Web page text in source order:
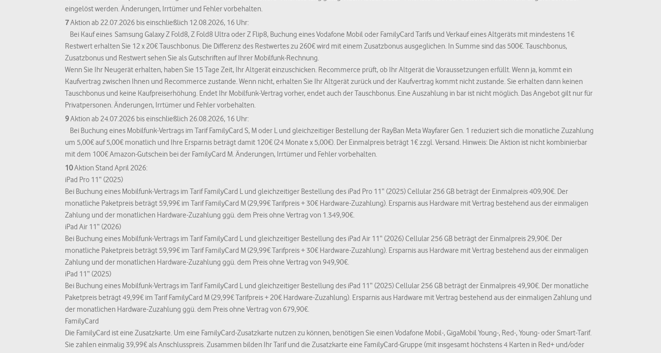
eingelöst werden. Änderungen, Irrtümer und Fehler vorbehalten.
7Aktion ab 22.07.2026 bis einschließlich 12.08.2026, 16 Uhr:
Bei Kauf eines Samsung Galaxy Z Fold8, Z Fold8 Ultra oder Z Flip8, Buchung eines Vodafone Mobil oder FamilyCard Tarifs und Verkauf eines Altgeräts mit mindestens 1€
Restwert erhalten Sie 12 x 20€ Tauschbonus. Die Differenz des Restwertes zu 260€ wird mit einem Zusatzbonus ausgeglichen. In Summe sind das 500€. Tauschbonus,
Zusatzbonus und Restwert sehen Sie als Gutschriften auf Ihrer Mobilfunk-Rechnung.
Wenn Sie Ihr Neugerät erhalten, haben Sie 15 Tage Zeit, Ihr Altgerät einzuschicken. Recommerce prüft, ob Ihr Altgerät die Voraussetzungen erfüllt. Wenn ja, kommt ein
Kaufvertrag zwischen Ihnen und Recommerce zustande. Wenn nicht, erhalten Sie Ihr Altgerät zurück und der Kaufvertrag kommt nicht zustande. Sie erhalten dann keinen
Tauschbonus und keine Kaufpreiserhöhung. Endet Ihr Mobilfunk-Vertrag vorher, endet auch der Tauschbonus. Eine Auszahlung in bar ist nicht möglich. Das Angebot gilt nur für
Privatpersonen. Änderungen, Irrtümer und Fehler vorbehalten.
9Aktion ab 24.07.2026 bis einschließlich 26.08.2026, 16 Uhr:
Bei Buchung eines Mobilfunk-Vertrags im Tarif FamilyCard S, M oder L und gleichzeitiger Bestellung der RayBan Meta Wayfarer Gen. 1 reduziert sich die monatliche Zuzahlung
um 5,00€ auf 5,00€ monatlich und Ihre Ersparnis beträgt damit 120€ (24 Monate x 5,00€). Der Einmalpreis beträgt 1€ zzgl. Versand. Hinweis: Die Aktion ist nicht kombinierbar
mit dem 100€ Amazon-Gutschein bei der FamilyCard M. Änderungen, Irrtümer und Fehler vorbehalten.
10Aktion Stand April 2026:
iPad Pro 11“ (2025)
Bei Buchung eines Mobilfunk-Vertrags im Tarif FamilyCard L und gleichzeitiger Bestellung des iPad Pro 11“ (2025) Cellular 256 GB beträgt der Einmalpreis 409,90€. Der
monatliche Paketpreis beträgt 59,99€ im Tarif FamilyCard M (29,99€ Tarifpreis + 30€ Hardware-Zuzahlung). Ersparnis aus Hardware mit Vertrag bestehend aus der einmaligen
Zahlung und der monatlichen Hardware-Zuzahlung ggü. dem Preis ohne Vertrag von 1.349,90€.
iPad Air 11“ (2026)
Bei Buchung eines Mobilfunk-Vertrags im Tarif FamilyCard L und gleichzeitiger Bestellung des iPad Air 11“ (2026) Cellular 256 GB beträgt der Einmalpreis 29,90€. Der
monatliche Paketpreis beträgt 59,99€ im Tarif FamilyCard M (29,99€ Tarifpreis + 30€ Hardware-Zuzahlung). Ersparnis aus Hardware mit Vertrag bestehend aus der einmaligen
Zahlung und der monatlichen Hardware-Zuzahlung ggü. dem Preis ohne Vertrag von 949,90€.
iPad 11“ (2025)
Bei Buchung eines Mobilfunk-Vertrags im Tarif FamilyCard L und gleichzeitiger Bestellung des iPad 11“ (2025) Cellular 256 GB beträgt der Einmalpreis 49,90€. Der monatliche
Paketpreis beträgt 49,99€ im Tarif FamilyCard M (29,99€ Tarifpreis + 20€ Hardware-Zuzahlung). Ersparnis aus Hardware mit Vertrag bestehend aus der einmaligen Zahlung und
der monatlichen Hardware-Zuzahlung ggü. dem Preis ohne Vertrag von 679,90€.
FamilyCard
Die FamilyCard ist eine Zusatzkarte. Um eine FamilyCard-Zusatzkarte nutzen zu können, benötigen Sie einen Vodafone Mobil-, GigaMobil Young-, Red-, Young- oder Smart-Tarif.
Sie zahlen einmalig 39,99€ als Anschlusspreis. Zusammen bilden Ihr Tarif und die Zusatzkarte eine FamilyCard-Gruppe (mit insgesamt höchstens 4 Karten in Red+ und/oder